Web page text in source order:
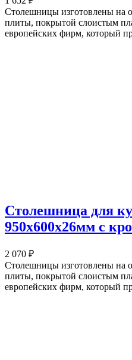
Столешницы изготовлены на
плиты, покрытой слоистым
европейских фирм, который
Столешница для
950х600x26мм с
2 070 ₽
Столешницы изготовлены на
плиты, покрытой слоистым
европейских фирм, который